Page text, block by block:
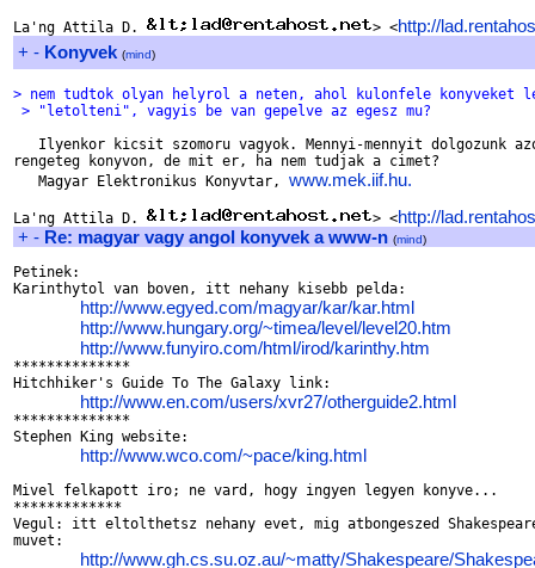
La'ng Attila D. > <http://
+ - Konyvek (mind)
> nem tudtok olyan helyrol a neten, ahol kulonfele konyveket
> "letolteni", vagyis be van gepelve az egesz mu?
Ilyenkor kicsit szomoru vagyok. Mennyi-mennyit dolgozunk
rengeteg konyvon, de mit er, ha nem tudjak a cimet?
   Magyar Elektronikus Konyvtar,
www.mek.iif.hu.
La'ng Attila D. > <http://
+ - Re: magyar vagy angol konyvek a www-n (mind)
Petinek:
Karinthytol van boven, itt nehany kisebb pelda:
http://www.egyed.com/magyar/kar/kar.html
http://www.hungary.org/~timea/level/level20.htm
http://www.funyiro.com/html/irod/karinthy.htm
**************
Hitchhiker's Guide To The Galaxy link:
http://www.en.com/users/xvr27/otherguide2.html
**************
Stephen King website:
http://www.wco.com/~pace/king.html
Mivel felkapott iro; ne vard, hogy ingyen legyen konyve...
*************
Vegul: itt eltolthetsz nehany evet, mig atbongeszed
muvet:
http://www.gh.cs.su.oz.au/~matty/Shakespeare/